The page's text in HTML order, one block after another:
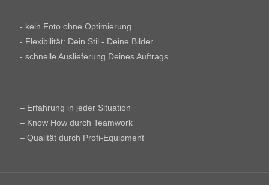
- kein Foto ohne Optimierung
- Flexibilität: Dein Stil - Deine Bilder
- schnelle Auslieferung Deines Auftrags
– Erfahrung in jeder Situation
– Know How durch Teamwork
– Qualität durch Profi-Equipment